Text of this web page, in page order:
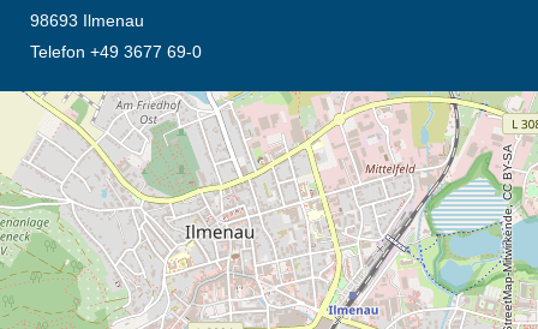
98693 Ilmenau
Telefon +49 3677 69-0
Öffnet die Anfahrtsbeschreibung in neuem Tab (Karte)
© OpenStreetMap-Mitwirkende, CC BY-SA